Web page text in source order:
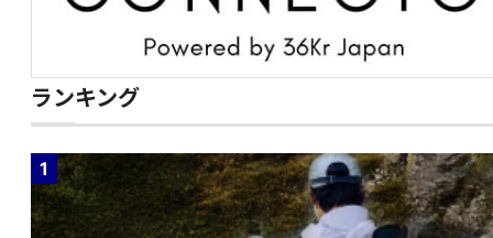
ランキング
1